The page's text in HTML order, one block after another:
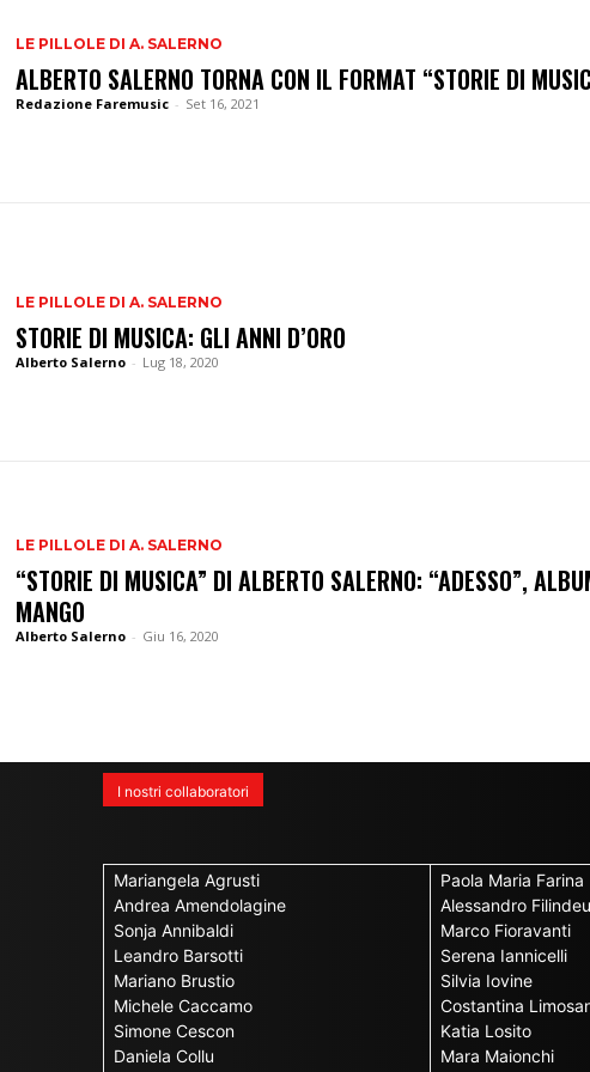
LE PILLOLE DI A. SALERNO
ALBERTO SALERNO TORNA CON IL FORMAT “STORIE DI
Redazione Faremusic - Set 16, 2021
LE PILLOLE DI A. SALERNO
STORIE DI MUSICA: GLI ANNI D’ORO
Alberto Salerno - Lug 18, 2020
LE PILLOLE DI A. SALERNO
“STORIE DI MUSICA” DI ALBERTO SALERNO: “ADESSO”,
MANGO
Alberto Salerno - Giu 16, 2020
I nostri collaboratori
Mariangela Agrusti
Andrea Amendolagine
Sonja Annibaldi
Leandro Barsotti
Mariano Brustio
Michele Caccamo
Simone Cescon
Daniela Collu
Paola Maria Farina
Alessandro
Marco Fioravanti
Serena Iannicelli
Silvia Iovine
Costantina
Katia Losito
Mara Maionchi